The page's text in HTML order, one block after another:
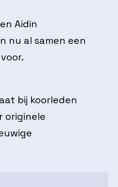
Aidin
nu al samen een
bij koorleden
originele